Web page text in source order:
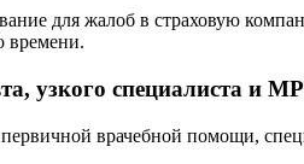
для жалоб в страховую
времени.
узкого специалиста и
врачебной помощи,